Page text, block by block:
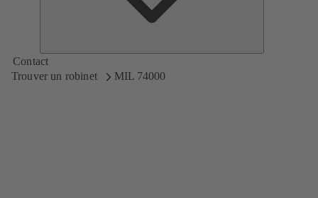
Contact
Trouver un robinet
MIL 74000